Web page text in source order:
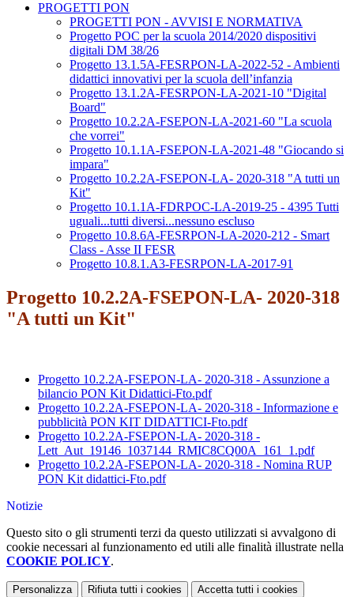
PROGETTI PON
PROGETTI PON - AVVISI E NORMATIVA
Progetto POC per la scuola 2014/2020 dispositivi
digitali DM 38/26
Progetto 13.1.5A-FESRPON-LA-2022-52 - Ambienti
didattici innovativi per la scuola dell’infanzia
Progetto 13.1.2A-FESRPON-LA-2021-10 "Digital
Board"
Progetto 10.2.2A-FSEPON-LA-2021-60 "La scuola
che vorrei"
Progetto 10.1.1A-FSEPON-LA-2021-48 "Giocando si
impara"
Progetto 10.2.2A-FSEPON-LA- 2020-318 "A tutti un
Kit"
Progetto 10.1.1A-FDRPOC-LA-2019-25 - 4395 Tutti
uguali...tutti diversi...nessuno escluso
Progetto 10.8.6A-FESRPON-LA-2020-212 - Smart
Class - Asse II FESR
Progetto 10.8.1.A3-FESRPON-LA-2017-91
Progetto 10.2.2A-FSEPON-LA- 2020-318
"A tutti un Kit"
Progetto 10.2.2A-FSEPON-LA- 2020-318 - Assunzione a
bilancio PON Kit Didattici-Fto.pdf
Progetto 10.2.2A-FSEPON-LA- 2020-318 - Informazione e
pubblicità PON KIT DIDATTICI-Fto.pdf
Progetto 10.2.2A-FSEPON-LA- 2020-318 -
Lett_Aut_19146_1037144_RMIC8CQ00A_161_1.pdf
Progetto 10.2.2A-FSEPON-LA- 2020-318 - Nomina RUP
PON Kit didattici-Fto.pdf
Notizie
Questo sito o gli strumenti terzi da questo utilizzati si avvalgono di
cookie necessari al funzionamento ed utili alle finalità illustrate nella
COOKIE POLICY.
Personalizza Rifiuta tutti i cookies Accetta tutti i cookies